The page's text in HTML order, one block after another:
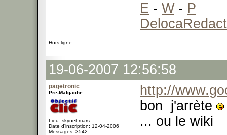
E - W- P
Hors ligne
19-06-2007 12:56:58
pagetronic
Pre-Malgache
Lieu: skynet.mars
Date d'inscription: 12-04-2006
Messages: 3542
http://
bon j'arrète
... ou le wiki